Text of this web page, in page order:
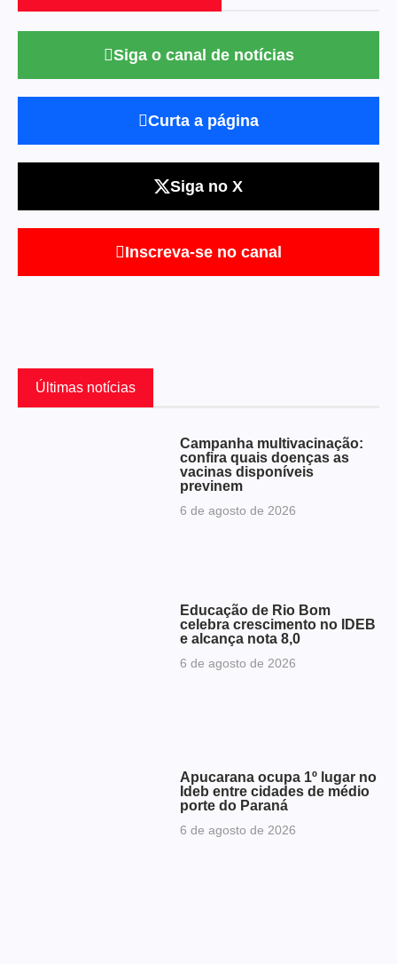
Siga o canal de notícias
Curta a página
Siga no X
Inscreva-se no canal
Últimas notícias
Campanha multivacinação:
confira quais doenças as
vacinas disponíveis
previnem
6 de agosto de 2026
Educação de Rio Bom
celebra crescimento no IDEB
e alcança nota 8,0
6 de agosto de 2026
Apucarana ocupa 1º lugar no
Ideb entre cidades de médio
porte do Paraná
6 de agosto de 2026